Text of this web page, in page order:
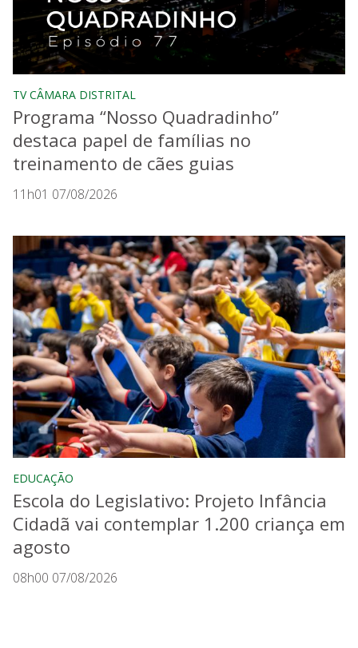
TV CÂMARA DISTRITAL
Programa “Nosso Quadradinho”
destaca papel de famílias no
treinamento de cães guias
11h01 07/08/2026
EDUCAÇÃO
Escola do Legislativo: Projeto Infância
Cidadã vai contemplar 1.200 criança em
agosto
08h00 07/08/2026